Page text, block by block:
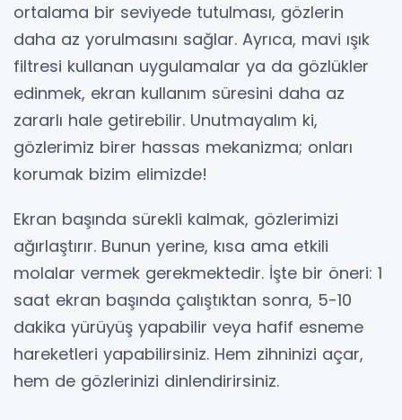
ortalama bir seviyede tutulması, gözlerin
daha az yorulmasını sağlar. Ayrıca, mavi ışık
filtresi kullanan uygulamalar ya da gözlükler
edinmek, ekran kullanım süresini daha az
zararlı hale getirebilir. Unutmayalım ki,
gözlerimiz birer hassas mekanizma; onları
korumak bizim elimizde!
Ekran başında sürekli kalmak, gözlerimizi
ağırlaştırır. Bunun yerine, kısa ama etkili
molalar vermek gerekmektedir. İşte bir öneri: 1
saat ekran başında çalıştıktan sonra, 5-10
dakika yürüyüş yapabilir veya hafif esneme
hareketleri yapabilirsiniz. Hem zihninizi açar,
hem de gözlerinizi dinlendirirsiniz.